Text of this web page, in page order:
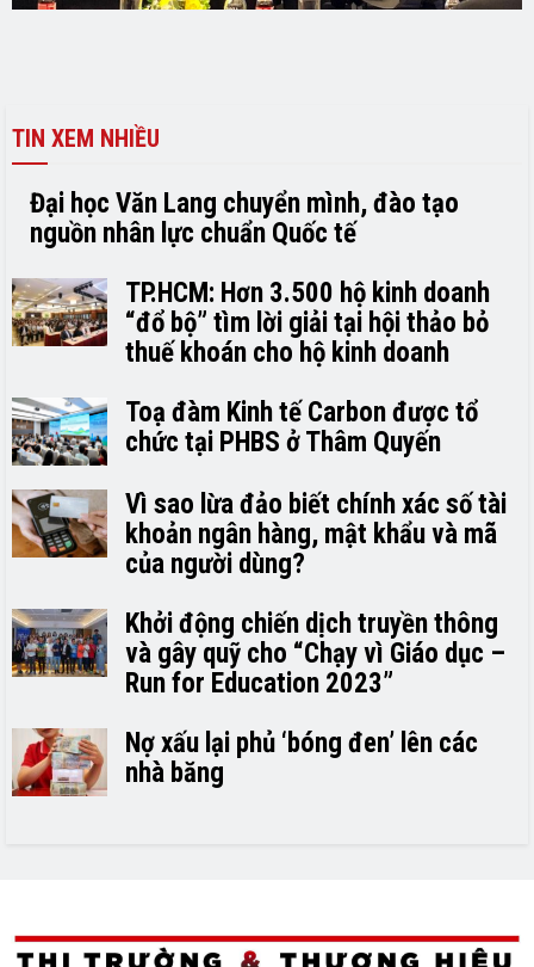
TIN XEM NHIỀU
Đại học Văn Lang chuyển mình, đào tạo
nguồn nhân lực chuẩn Quốc tế
TP.HCM: Hơn 3.500 hộ kinh doanh
“đổ bộ” tìm lời giải tại hội thảo bỏ
thuế khoán cho hộ kinh doanh
Toạ đàm Kinh tế Carbon được tổ
chức tại PHBS ở Thâm Quyến
Vì sao lừa đảo biết chính xác số tài
khoản ngân hàng, mật khẩu và mã
của người dùng?
Khởi động chiến dịch truyền thông
và gây quỹ cho “Chạy vì Giáo dục –
Run for Education 2023”
Nợ xấu lại phủ ‘bóng đen’ lên các
nhà băng